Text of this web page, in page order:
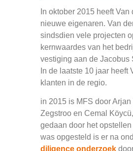
In oktober 2015 heeft
nieuwe eigenaren. Van
sindsdien vele projecten
kernwaardes van het
vestiging aan de Jacobus
In de laatste 10 jaar
klanten in de regio.
in 2015 is MFS door
Zegstroo en Cemal
gedaan door het
was opgesteld is er na
diligence onderzoek